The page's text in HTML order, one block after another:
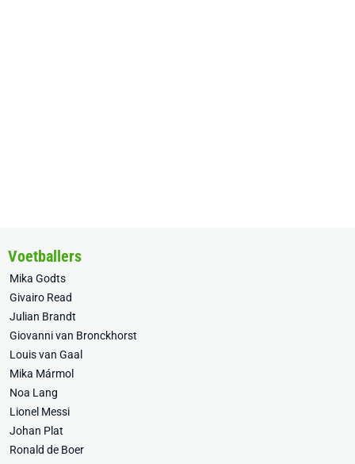
Voetballers
Mika Godts
Givairo Read
Julian Brandt
Giovanni van Bronckhorst
Louis van Gaal
Mika Mármol
Noa Lang
Lionel Messi
Johan Plat
Ronald de Boer